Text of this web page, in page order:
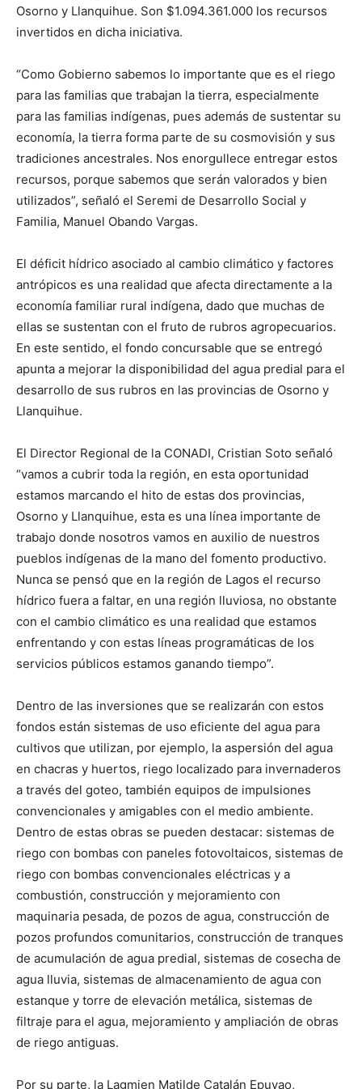
Osorno y Llanquihue. Son $1.094.361.000 los recursos
invertidos en dicha iniciativa.
“Como Gobierno sabemos lo importante que es el riego
para las familias que trabajan la tierra, especialmente
para las familias indígenas, pues además de sustentar su
economía, la tierra forma parte de su cosmovisión y sus
tradiciones ancestrales. Nos enorgullece entregar estos
recursos, porque sabemos que serán valorados y bien
utilizados”, señaló el Seremi de Desarrollo Social y
Familia, Manuel Obando Vargas.
El déficit hídrico asociado al cambio climático y factores
antrópicos es una realidad que afecta directamente a la
economía familiar rural indígena, dado que muchas de
ellas se sustentan con el fruto de rubros agropecuarios.
En este sentido, el fondo concursable que se entregó
apunta a mejorar la disponibilidad del agua predial para el
desarrollo de sus rubros en las provincias de Osorno y
Llanquihue.
El Director Regional de la CONADI, Cristian Soto señaló
“vamos a cubrir toda la región, en esta oportunidad
estamos marcando el hito de estas dos provincias,
Osorno y Llanquihue, esta es una línea importante de
trabajo donde nosotros vamos en auxilio de nuestros
pueblos indígenas de la mano del fomento productivo.
Nunca se pensó que en la región de Lagos el recurso
hídrico fuera a faltar, en una región lluviosa, no obstante
con el cambio climático es una realidad que estamos
enfrentando y con estas líneas programáticas de los
servicios públicos estamos ganando tiempo”.
Dentro de las inversiones que se realizarán con estos
fondos están sistemas de uso eficiente del agua para
cultivos que utilizan, por ejemplo, la aspersión del agua
en chacras y huertos, riego localizado para invernaderos
a través del goteo, también equipos de impulsiones
convencionales y amigables con el medio ambiente.
Dentro de estas obras se pueden destacar: sistemas de
riego con bombas con paneles fotovoltaicos, sistemas de
riego con bombas convencionales eléctricas y a
combustión, construcción y mejoramiento con
maquinaria pesada, de pozos de agua, construcción de
pozos profundos comunitarios, construcción de tranques
de acumulación de agua predial, sistemas de cosecha de
agua lluvia, sistemas de almacenamiento de agua con
estanque y torre de elevación metálica, sistemas de
filtraje para el agua, mejoramiento y ampliación de obras
de riego antiguas.
Por su parte, la Lagmien Matilde Catalán Epuyao,